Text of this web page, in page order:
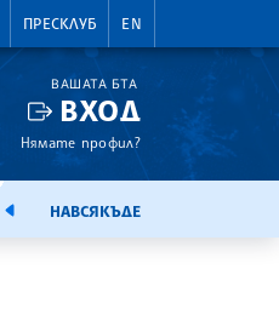
ПРЕСКЛУБ EN
ВАШАТА БТА
ВХОД
Нямате профил?
ЕМИСИЯНАВСЯКЪДЕ